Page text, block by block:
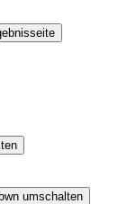
umschalten